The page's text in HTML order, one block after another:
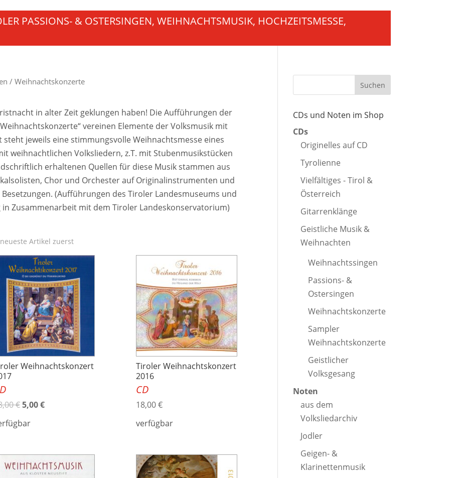
PASSIONS- & OSTERSINGEN, WEIHNACHTSMUSIK, HOCHZEITSMESSE,
/ Weihnachtskonzerte
in alter Zeit geklungen haben! Die Aufführungen der
vereinen Elemente der Volksmusik mit
jeweils eine stimmungsvolle Weihnachtsmesse eines
weihnachtlichen Volksliedern, z.T. mit Stubenmusikstücken
erhaltenen Quellen für diese Musik stammen aus
Chor und Orchester auf Originalinstrumenten und
(Aufführungen des Tiroler Landesmuseums und
Zusammenarbeit mit dem Tiroler Landeskonservatorium)
Weihnachtskonzert
€5,00€
Tiroler Weihnachtskonzert
2016
CD
18,00€
verfügbar
CDs und Noten im Shop
CDs
Originelles auf CD
Tyrolienne
Vielfältiges - Tirol &
Österreich
Gitarrenklänge
Geistliche Musik &
Weihnachten
Weihnachtssingen
Passions- &
Ostersingen
Weihnachtskonzerte
Sampler
Weihnachtskonzerte
Geistlicher
Volksgesang
Noten
aus dem
Volksliedarchiv
Jodler
Geigen- &
Klarinettenmusik